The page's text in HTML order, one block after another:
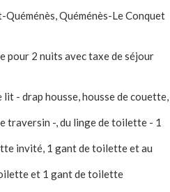
Quéménès-Le Conquet
pour 2 nuits avec taxe de séjour
- drap housse, housse de couette,
traversin -, du linge de toilette - 1
invité, 1 gant de toilette et au
et 1 gant de toilette